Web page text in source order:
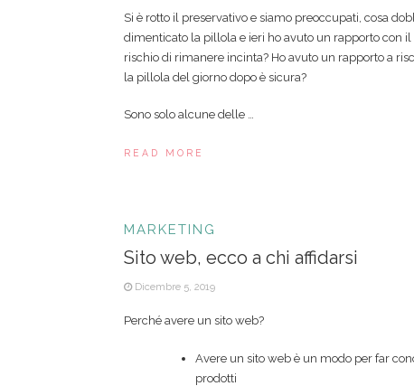
Si è rotto il preservativo e siamo preoccupati, cosa
dimenticato la pillola e ieri ho avuto un rapporto con il
rischio di rimanere incinta? Ho avuto un rapporto a
la pillola del giorno dopo è sicura?
Sono solo alcune delle …
READ MORE
MARKETING
Sito web, ecco a chi affidarsi
Dicembre 5, 2019
Perché avere un sito web?
Avere un sito web è un modo per far
prodotti